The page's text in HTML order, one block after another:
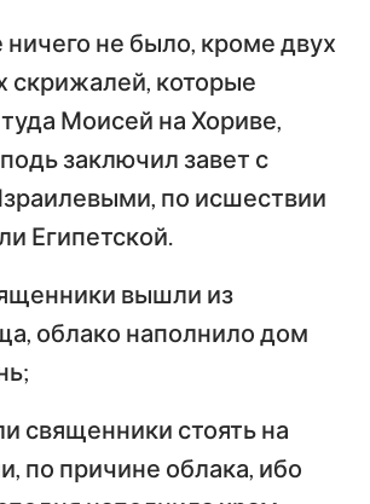
ничего не было, кроме двух
скрижалей, которые
Моисей на Хориве,
заключил завет с
по исшествии
Египетской.
вышли из
облако наполнило дом
священники стоять на
по причине облака, ибо